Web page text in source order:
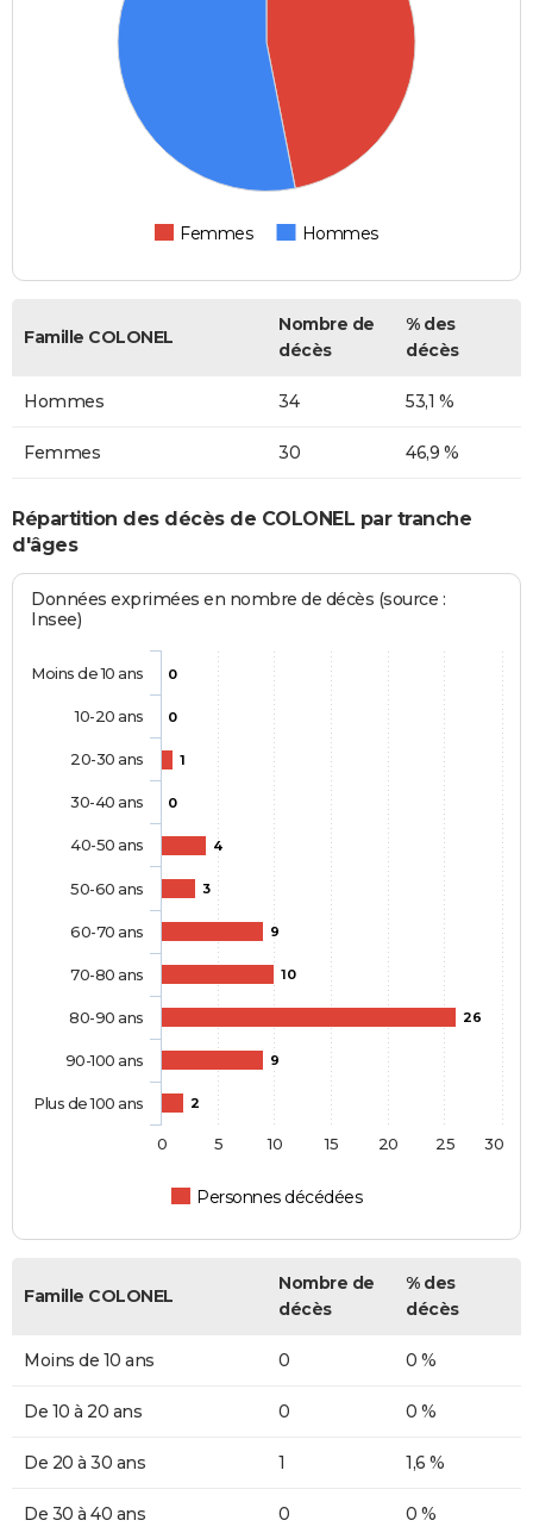
Femmes Hommes
Famille COLONEL
Nombre de
décès
% des
décès
Hommes 34 53,1 %
Femmes 30 46,9 %
Répartition des décès de COLONEL par tranche
d'âges
Données exprimées en nombre de décès (source :
Insee)
0
0
1
0
4
3
9
10
26
9
2
Personnes décédées
Moins de 10 ans
10-20 ans
20-30 ans
30-40 ans
40-50 ans
50-60 ans
60-70 ans
70-80 ans
80-90 ans
90-100 ans
Plus de 100 ans
0 5 10 15 20 25 30
Famille COLONEL
Nombre de
décès
% des
décès
Moins de 10 ans 0 0 %
De 10 à 20 ans 0 0 %
De 20 à 30 ans 1 1,6 %
De 30 à 40 ans 0 0 %